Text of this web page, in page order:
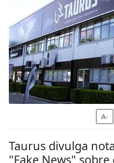
A-
Taurus divulga
"Fake News"